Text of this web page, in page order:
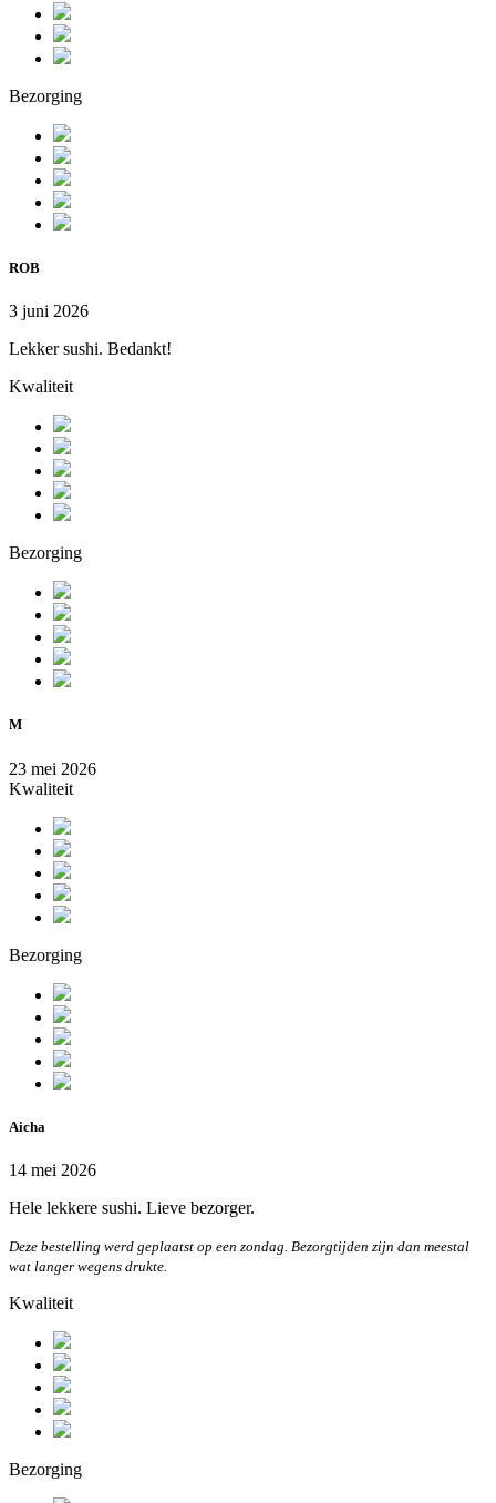
Bezorging
ROB
3 juni 2026
Lekker sushi. Bedankt!
Kwaliteit
Bezorging
M
23 mei 2026
Kwaliteit
Bezorging
Aicha
14 mei 2026
Hele lekkere sushi. Lieve bezorger.
Deze bestelling werd geplaatst op een zondag. Bezorgtijden zijn dan meestal
wat langer wegens drukte.
Kwaliteit
Bezorging